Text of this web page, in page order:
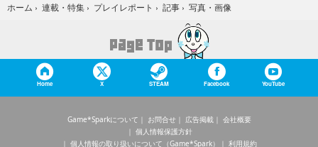
ホーム › 連載・特集 › プレイレポート › 記事 › 写真・画像
Home X STEAM Facebook YouTube
Game*Sparkについて お問合せ 広告掲載
会社概要
個人情報保護方針
個人情報の取り扱いについて（Game*Spark）
利用規約